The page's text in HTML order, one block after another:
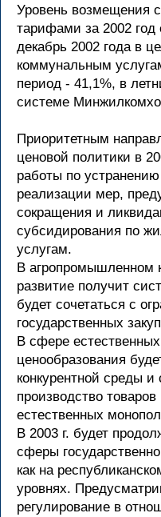
Уровень возмещения
тарифами за 2002 год
декабрь 2002 года в
коммунальным
период - 41,1%, в
системе
Приоритетным
ценовой политики в
работы по
реализации мер,
сокращения и
субсидирования по
услугам.
В агропромышленном
развитие получит
будет сочетаться с
государственных
В сфере
ценообразования
конкурентной среды и
производство
естественных
В 2003 г. будет
сферы
как на
уровнях.
регулирование в